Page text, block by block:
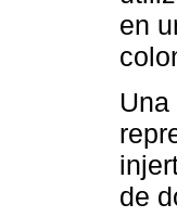
en
de